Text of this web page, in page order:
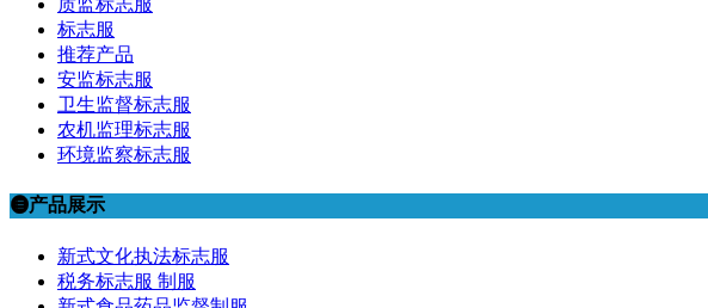
质监标志服
标志服
推荐产品
安监标志服
卫生监督标志服
农机监理标志服
环境监察标志服
产品展示
新式文化执法标志服
税务标志服 制服